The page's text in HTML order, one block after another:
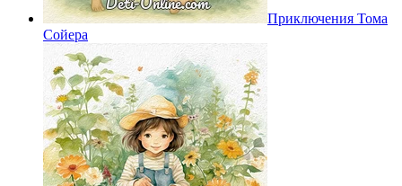
Приключения Тома
Сойера